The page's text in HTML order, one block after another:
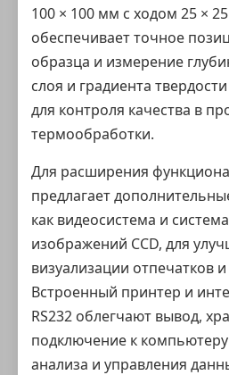
100 × 100 мм с ходом 25 ×
обеспечивает точное
образца и измерение
слоя и градиента
для контроля качества в
термообработки.
Для расширения
предлагает
как видеосистема и
изображений CCD, для
визуализации отпечатков
Встроенный принтер и
RS232 облегчают вывод,
подключение к
анализа и управления